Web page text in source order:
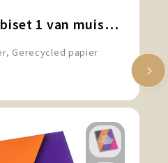
Brite-Mat® combiset 1 van muismat en onderzetter
Gerecycled papier